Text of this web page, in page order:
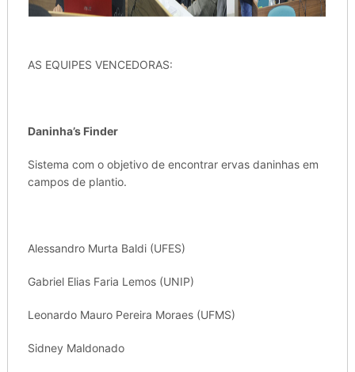
AS EQUIPES VENCEDORAS:
Daninha’s Finder
Sistema com o objetivo de encontrar ervas daninhas em
campos de plantio.
Alessandro Murta Baldi (UFES)
Gabriel Elias Faria Lemos (UNIP)
Leonardo Mauro Pereira Moraes (UFMS)
Sidney Maldonado